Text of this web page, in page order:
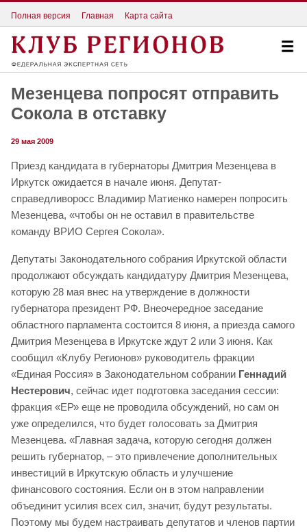
Полная версия Главная Карта сайта
Мезенцева попросят отправить
Сокола в отставку
29 мая 2009
Приезд кандидата в губернаторы Дмитрия Мезенцева в
Иркутск ожидается в начале июня. Депутат-
справедливоросс Владимир Матиенко намерен попросить
Мезенцева, «чтобы он не оставил в правительстве
команду ВРИО Сергея Сокола».
Депутаты Законодательного собрания Иркутской области
продолжают обсуждать кандидатуру Дмитрия Мезенцева,
которую 28 мая внес на утверждение в должности
губернатора президент РФ. Внеочередное заседание
областного парламента состоится 8 июня, а приезда самого
Дмитрия Мезенцева в Иркутске ждут 2 или 3 июня. Как
сообщил «Клубу Регионов» руководитель фракции
«Единая Россия» в Законодательном собрании Геннадий
Нестерович, сейчас идет подготовка заседания сессии:
фракция «ЕР» еще не проводила обсуждений, но сам он
уже определился, что будет голосовать за Дмитрия
Мезенцева. «Главная задача, которую сегодня должен
решить губернатор, – это привлечение дополнительных
инвестиций в Иркутскую область и улучшение
финансового состояния. Если он в этом направлении
объединит усилия всех сил, значит, будут результаты.
Поэтому мы будем настраивать депутатов и членов партии